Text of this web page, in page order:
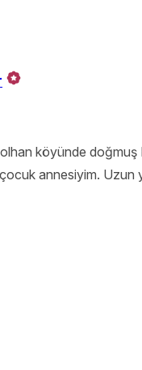
köyünde doğmuş
annesiyim. Uzun
yaka olarak çalıştım.
bir kültür meselesini
blog yazarıyım